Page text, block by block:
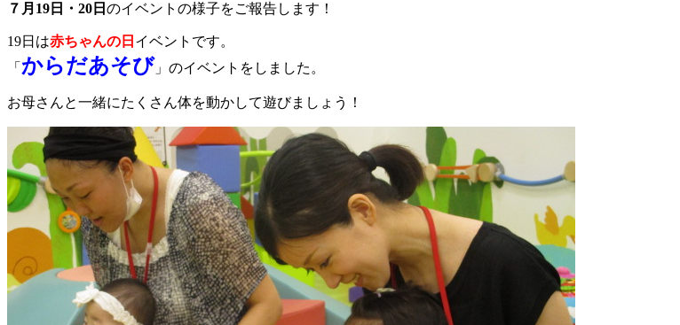
７月19日・20日 のイベントの様子をご報告します！
19日は赤ちゃんの日 イベントです。
「 からだあそび 」のイベントをしました。
お母さんと一緒にたくさん体を動かして遊びましょう！